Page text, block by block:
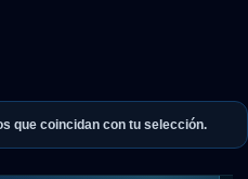
que coincidan con tu selección.